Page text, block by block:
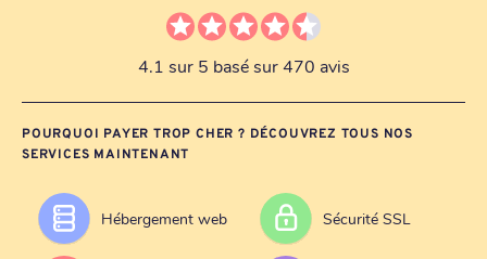
4.1 sur 5 basé sur 470 avis
POURQUOI PAYER TROP CHER ? DÉCOUVREZ TOUS NOS
SERVICES MAINTENANT
Hébergement web Sécurité SSL